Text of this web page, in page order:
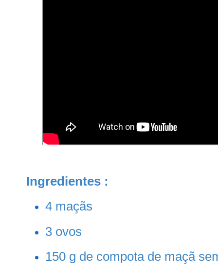
Ingredientes :
4 maçãs
3 ovos
150 g de compota de maçã